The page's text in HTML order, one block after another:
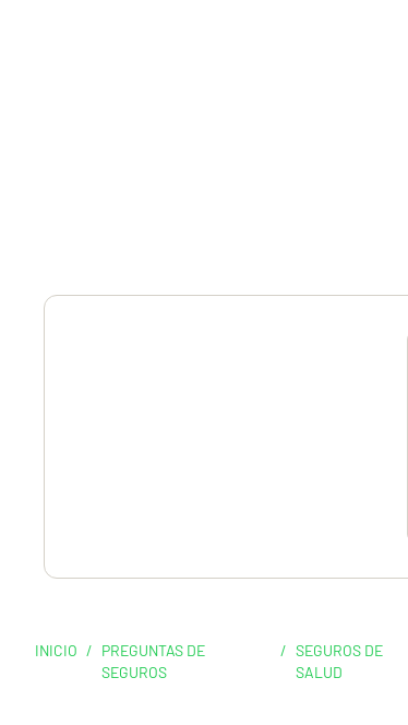
INICIO / PREGUNTAS DE
SEGUROS
/ SEGUROS DE
SALUD